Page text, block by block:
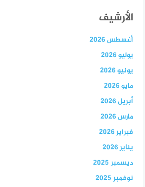
الأرشيف
أغسطس 2026
يوليو 2026
يونيو 2026
مايو 2026
أبريل 2026
مارس 2026
فبراير 2026
يناير 2026
ديسمبر 2025
نوفمبر 2025